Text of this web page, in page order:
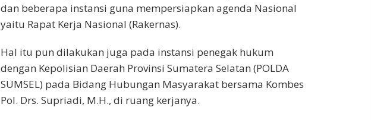
dan beberapa instansi guna mempersiapkan agenda Nasional
yaitu Rapat Kerja Nasional (Rakernas).
Hal itu pun dilakukan juga pada instansi penegak hukum
dengan Kepolisian Daerah Provinsi Sumatera Selatan (POLDA
SUMSEL) pada Bidang Hubungan Masyarakat bersama Kombes
Pol. Drs. Supriadi, M.H., di ruang kerjanya.